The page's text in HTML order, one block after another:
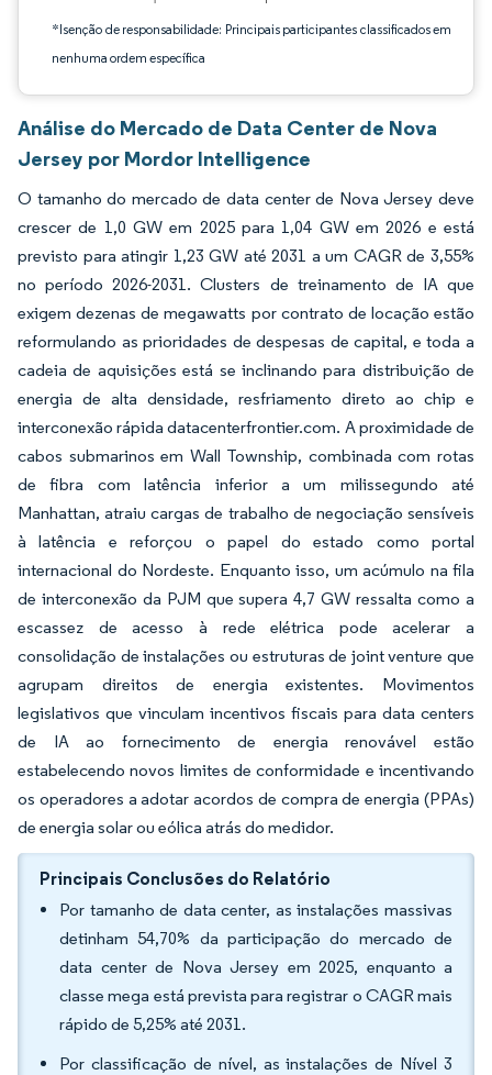
*Isenção de responsabilidade: Principais participantes classificados em
nenhuma ordem específica
Análise do Mercado de Data Center de Nova
Jersey por Mordor Intelligence
O tamanho do mercado de data center de Nova Jersey deve
crescer de 1,0 GW em 2025 para 1,04 GW em 2026 e está
previsto para atingir 1,23 GW até 2031 a um CAGR de 3,55%
no período 2026-2031. Clusters de treinamento de IA que
exigem dezenas de megawatts por contrato de locação estão
reformulando as prioridades de despesas de capital, e toda a
cadeia de aquisições está se inclinando para distribuição de
energia de alta densidade, resfriamento direto ao chip e
interconexão rápida datacenterfrontier.com. A proximidade de
cabos submarinos em Wall Township, combinada com rotas
de fibra com latência inferior a um milissegundo até
Manhattan, atraiu cargas de trabalho de negociação sensíveis
à latência e reforçou o papel do estado como portal
internacional do Nordeste. Enquanto isso, um acúmulo na fila
de interconexão da PJM que supera 4,7 GW ressalta como a
escassez de acesso à rede elétrica pode acelerar a
consolidação de instalações ou estruturas de joint venture que
agrupam direitos de energia existentes. Movimentos
legislativos que vinculam incentivos fiscais para data centers
de IA ao fornecimento de energia renovável estão
estabelecendo novos limites de conformidade e incentivando
os operadores a adotar acordos de compra de energia (PPAs)
de energia solar ou eólica atrás do medidor.
Principais Conclusões do Relatório
Por tamanho de data center, as instalações massivas
detinham 54,70% da participação do mercado de
data center de Nova Jersey em 2025, enquanto a
classe mega está prevista para registrar o CAGR mais
rápido de 5,25% até 2031.
Por classificação de nível, as instalações de Nível 3